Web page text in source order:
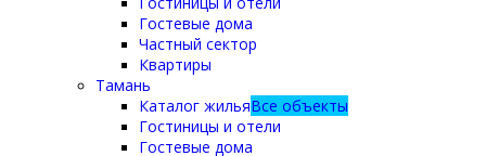
Гостевые дома
Частный сектор
Квартиры
Тамань
Каталог жильяВсе объекты
Гостиницы и отели
Гостевые дома